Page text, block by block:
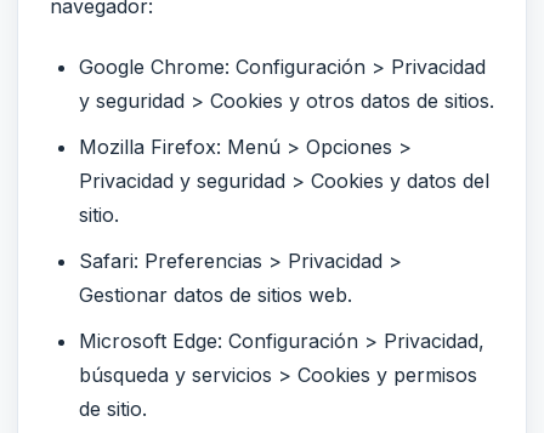
navegador:
Google Chrome: Configuración > Privacidad
y seguridad > Cookies y otros datos de sitios.
Mozilla Firefox: Menú > Opciones >
Privacidad y seguridad > Cookies y datos del
sitio.
Safari: Preferencias > Privacidad >
Gestionar datos de sitios web.
Microsoft Edge: Configuración > Privacidad,
búsqueda y servicios > Cookies y permisos
de sitio.